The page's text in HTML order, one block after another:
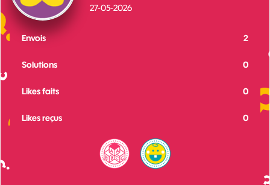
‎27-05-2026
2
Envois
0
Solutions
0
Likes faits
0
Likes reçus